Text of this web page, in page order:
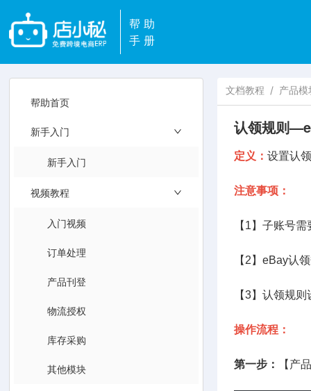
帮助
手册
帮助首页
新手入门
新手入门
视频教程
入门视频
订单处理
产品刊登
物流授权
库存采购
其他模块
文档教程 / 产品模
认领规则
定义： 设置认
注意事项：
【1】子账号
【2】eBay认
【3】认领规
操作流程：
第一步： 【产